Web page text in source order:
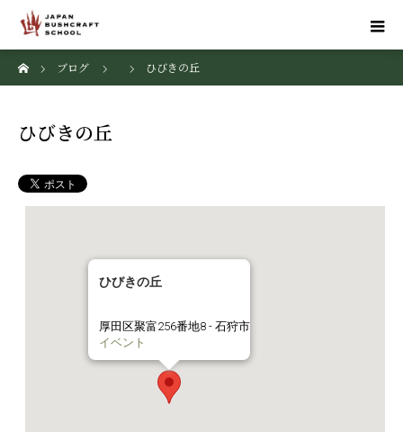
ブログ
ひびきの丘
ひびきの丘
ひびきの丘
厚田区聚富256番地8 - 石狩市
イベント